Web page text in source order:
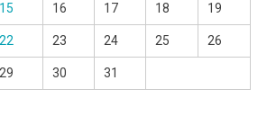
15 16 17 18 19
22 23 24 25 26
29 30 31